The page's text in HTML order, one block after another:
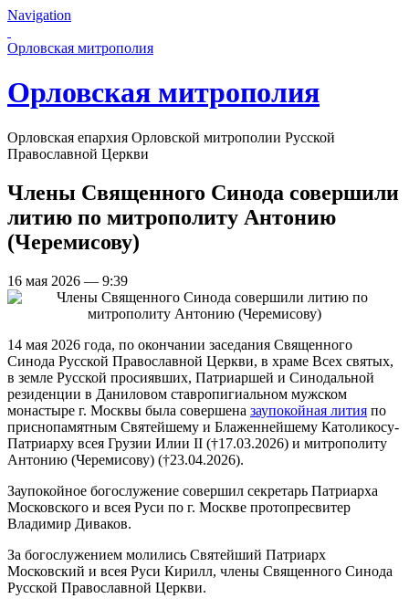
Navigation
Орловская митрополия
Орловская митрополия
Орловская епархия Орловской митрополии Русской
Православной Церкви
Члены Священного Синода совершили
литию по митрополиту Антонию
(Черемисову)
16 мая 2026 — 9:39
14 мая 2026 года, по окончании заседания Священного
Синода Русской Православной Церкви, в храме Всех святых,
в земле Русской просиявших, Патриаршей и Синодальной
резиденции в Даниловом ставропигиальном мужском
монастыре г. Москвы была совершена заупокойная лития по
приснопамятным Святейшему и Блаженнейшему Католикосу-
Патриарху всея Грузии Илии II (†17.03.2026) и митрополиту
Антонию (Черемисову) (†23.04.2026).
Заупокойное богослужение совершил секретарь Патриарха
Московского и всея Руси по г. Москве протопресвитер
Владимир Диваков.
За богослужением молились Святейший Патриарх
Московский и всея Руси Кирилл, члены Священного Синода
Русской Православной Церкви.